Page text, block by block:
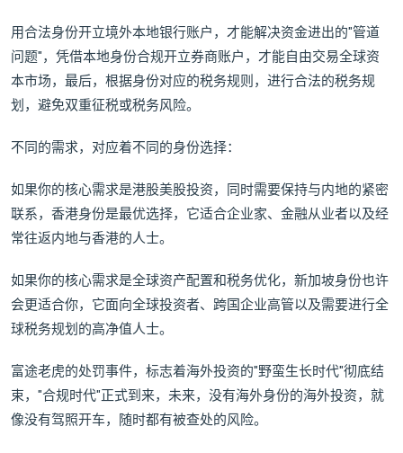
用合法身份开立境外本地银行账户，才能解决资金进出的"管道
问题"，凭借本地身份合规开立券商账户，才能自由交易全球资
本市场，最后，根据身份对应的税务规则，进行合法的税务规
划，避免双重征税或税务风险。
不同的需求，对应着不同的身份选择：
如果你的核心需求是港股美股投资，同时需要保持与内地的紧密
联系，香港身份是最优选择，它适合企业家、金融从业者以及经
常往返内地与香港的人士。
如果你的核心需求是全球资产配置和税务优化，新加坡身份也许
会更适合你，它面向全球投资者、跨国企业高管以及需要进行全
球税务规划的高净值人士。
富途老虎的处罚事件，标志着海外投资的"野蛮生长时代"彻底结
束，"合规时代"正式到来，未来，没有海外身份的海外投资，就
像没有驾照开车，随时都有被查处的风险。